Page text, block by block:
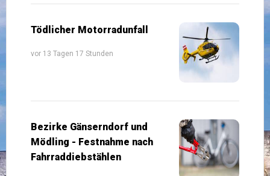
Tödlicher Motorradunfall
vor 13 Tagen 17 Stunden
Bezirke Gänserndorf und
Mödling - Festnahme nach
Fahrraddiebstählen